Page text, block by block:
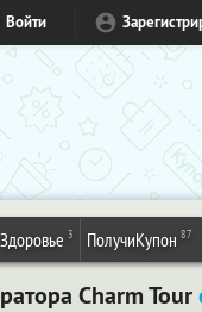
Войти
Здоровье 3 ПолучиКупон 87
Charm Tour